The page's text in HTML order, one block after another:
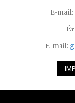
E-mail:
E-mail: